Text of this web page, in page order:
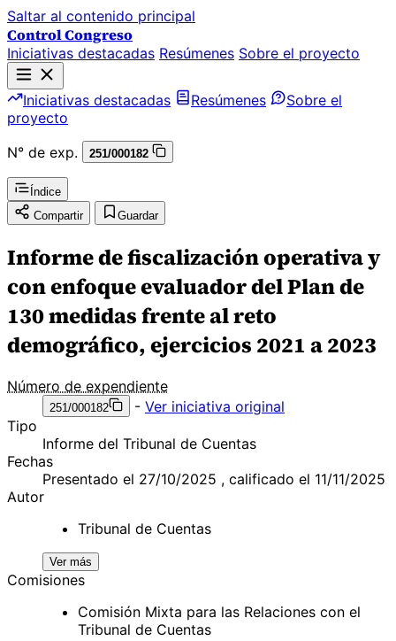
Saltar al contenido principal
Control Congreso
Iniciativas destacadas Resúmenes Sobre el proyecto
Iniciativas destacadas Resúmenes
Sobre el
proyecto
N° de exp.
251/000182
Índice
Compartir
Guardar
Informe de fiscalización operativa y
con enfoque evaluador del Plan de
130 medidas frente al reto
demográfico, ejercicios 2021 a 2023
Número de expendiente
251/000182 - Ver iniciativa original
Tipo
Informe del Tribunal de Cuentas
Fechas
Presentado el 27/10/2025 , calificado el 11/11/2025
Autor
Tribunal de Cuentas
Ver más
Comisiones
Comisión Mixta para las Relaciones con el
Tribunal de Cuentas